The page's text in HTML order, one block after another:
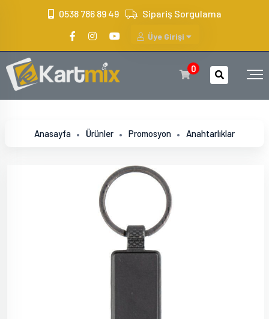
0538 786 89 49 Sipariş Sorgulama
Üye Girişi
0
Anasayfa Ürünler Promosyon Anahtarlıklar